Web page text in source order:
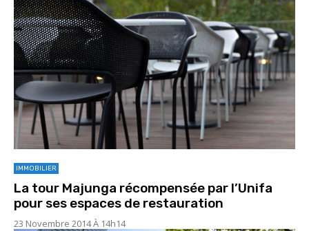
IMMOBILIER
La tour Majunga récompensée par l’Unifa
pour ses espaces de restauration
23 Novembre 2014 À 14h14